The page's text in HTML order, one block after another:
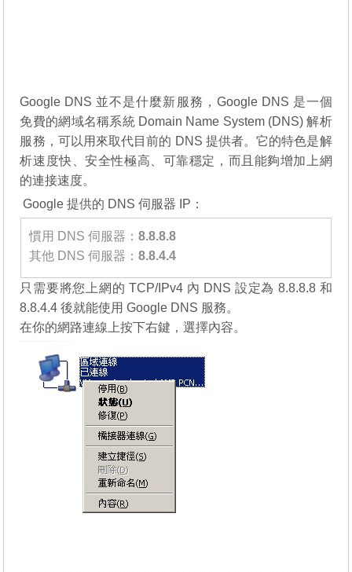
Google DNS 並不是什麼新服務，Google DNS 是一個
免費的網域名稱系統 Domain Name System (DNS) 解析
服務，可以用來取代目前的 DNS 提供者。它的特色是解
析速度快、安全性極高、可靠穩定，而且能夠增加上網
的連接速度。
Google 提供的 DNS 伺服器 IP：
慣用 DNS 伺服器：8.8.8.8
其他 DNS 伺服器：8.8.4.4
只需要將您上網的 TCP/IPv4 內 DNS 設定為 8.8.8.8 和
8.8.4.4 後就能使用 Google DNS 服務。
在你的網路連線上按下右鍵，選擇內容。